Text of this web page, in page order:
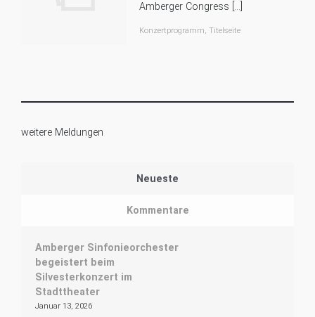
Amberger Congress […]
Konzertprogramm, Titelseite
weitere Meldungen
Neueste
Kommentare
Amberger Sinfonieorchester
begeistert beim
Silvesterkonzert im
Stadttheater
Januar 13, 2026